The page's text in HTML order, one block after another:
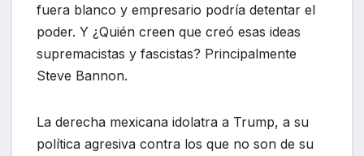
fuera blanco y empresario podría detentar el
poder. Y ¿Quién creen que creó esas ideas
supremacistas y fascistas? Principalmente
Steve Bannon.
La derecha mexicana idolatra a Trump, a su
política agresiva contra los que no son de su